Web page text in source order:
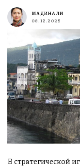
МАДИНА ЛИ
08.12.2025
В стратегической